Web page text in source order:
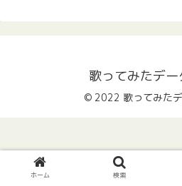
歌ってみたデー
© 2022 歌ってみた
ホーム 検索